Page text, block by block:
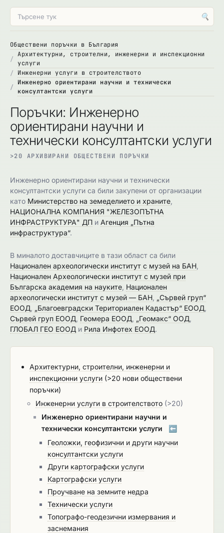
🔍
Обществени поръчки в България
Архитектурни, строителни, инженерни и инспекционни
услуги
Инженерни услуги в строителството
Инженерно ориентирани научни и технически
консултантски услуги
Поръчки: Инженерно
ориентирани научни и
технически консултантски услуги
>20 АРХИВИРАНИ ОБЩЕСТВЕНИ ПОРЪЧКИ
Инженерно ориентирани научни и технически
консултантски услуги са били закупени от организации
като Министерство на земеделието и храните
НАЦИОНАЛНА КОМПАНИЯ "ЖЕЛЕЗОПЪТНА
ИНФРАСТРУКТУРА" ДП и Агенция „Пътна
инфраструктура“.
В миналото доставчиците в тази област са били
Национален археологически институт с музей на БАН
Национален Археологически институт с музей при
Българска академия на науките Национален
археологически институт с музей — БАН „Сървей груп“
ЕООД „Благоевградски Териториален Кадастър“ ЕООД
Сървей груп ЕООД Геомера ЕООД „Геомакс“ ООД
ГЛОБАЛ ГЕО ЕООД и Рила Инфотех ЕООД.
Архитектурни, строителни, инженерни и
инспекционни услуги (>20 нови обществени
поръчки)
Инженерни услуги в строителството (>20)
Инженерно ориентирани научни и
технически консултантски услуги
⬅️
Геоложки, геофизични и други научни
консултантски услуги
Други картографски услуги
Картографски услуги
Проучване на земните недра
Технически услуги
Топографо-геодезични измервания и
заснемания